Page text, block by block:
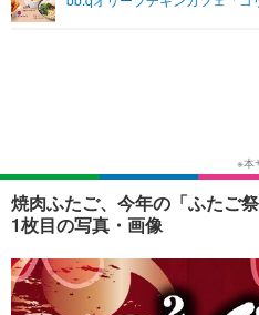
エンタメTOP
ショッピング
ライフ
焼肉ふたご、今年の「ふたご
1枚目の写真・画像